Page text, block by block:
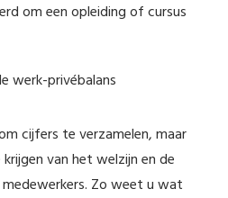
om een opleiding of cursus
werk-privébalans
cijfers te verzamelen, maar
van het welzijn en de
Zo weet u wat